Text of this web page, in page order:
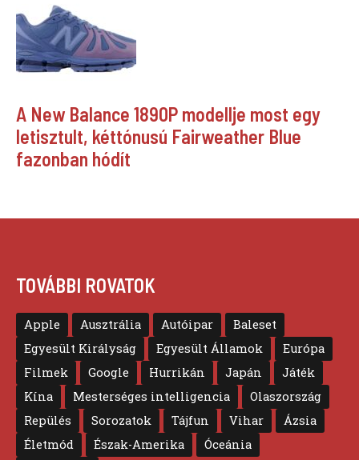
A New Balance 1890P modellje most egy
letisztult, kéttónusú Fairweather Blue
fazonban hódít
TOVÁBBI ROVATOK
Apple Ausztrália Autóipar
Baleset
Egyesült Királyság
Egyesült Államok
Európa
Filmek
Google Hurrikán Japán
Játék
Kína
Mesterséges intelligencia
Olaszország
Repülés
Sorozatok Tájfun Vihar
Ázsia
Életmód
Észak-Amerika
Óceánia